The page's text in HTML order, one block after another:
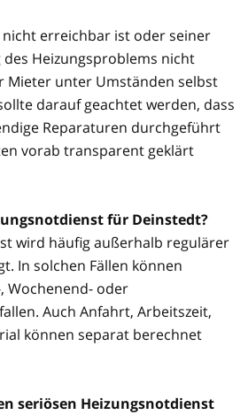
erreichbar ist oder seiner
Heizungsproblems nicht
Mieter unter Umständen selbst
darauf geachtet werden, dass
Reparaturen durchgeführt
vorab transparent geklärt
für Deinstedt?
wird häufig außerhalb regulärer
In solchen Fällen können
Wochenend- oder
Auch Anfahrt, Arbeitszeit,
können separat berechnet
seriösen Heizungsnotdienst